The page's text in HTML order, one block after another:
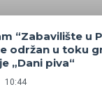
“Zabavilište u
održan u toku
„Dani piva“
10:44